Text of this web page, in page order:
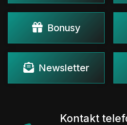
Bonusy
Newsletter
Kontakt